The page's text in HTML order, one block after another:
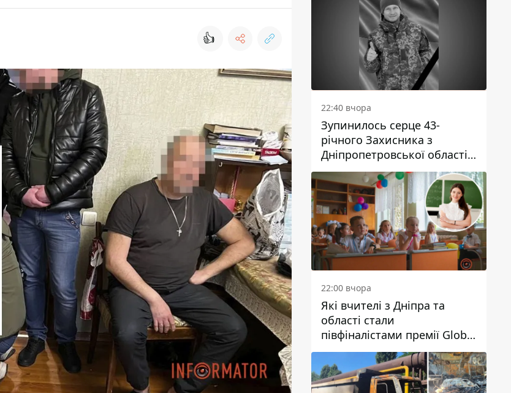
👍
22:40 вчора
Зупинилось серце 43-
річного Захисника з
Дніпропетровської області
Євгена Зінченка
22:00 вчора
Які вчителі з Дніпра та
області стали
півфіналістами премії Global
Teacher Prize Ukraine 2026